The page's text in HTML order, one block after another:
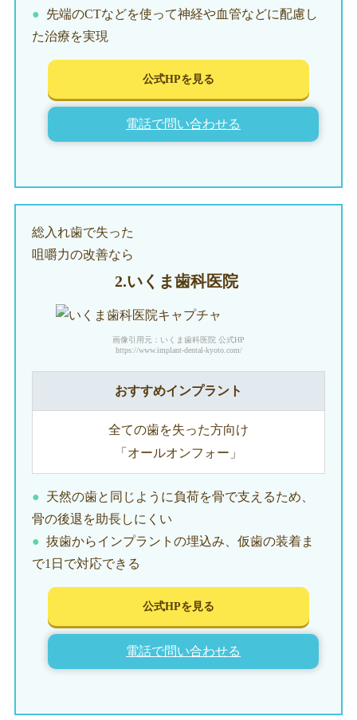
先端のCTなどを使って神経や血管などに配慮し
た治療を実現
公式HPを見る
電話で問い合わせる
総入れ歯で失った
咀嚼力の改善なら
2.いくま歯科医院
画像引用元：いくま歯科医院 公式HP
https://www.implant-dental-kyoto.com/
おすすめインプラント
全ての歯を失った方向け
「オールオンフォー」
天然の歯と同じように負荷を骨で支えるため、
骨の後退を助長しにくい
抜歯からインプラントの埋込み、仮歯の装着ま
で1日で対応できる
公式HPを見る
電話で問い合わせる